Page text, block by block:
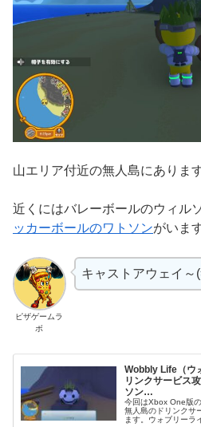
山エリア付近の無人島にあります
近くにはバレーボールのウィル
ッカーボールのワトソンがいま
ピザゲームラ
ボ
キャストアウェイ～
Wobbly Life（ウ
リンクサービス
ソン…
今回はXbox One版
無人島のドリンクサ
ます。ウォブリーラ